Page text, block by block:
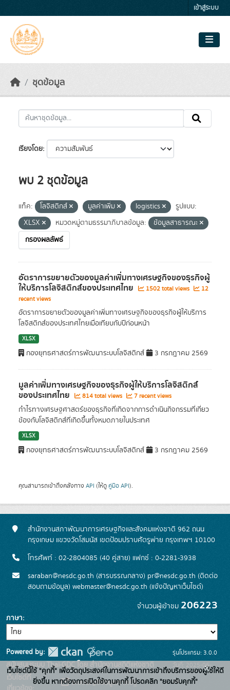
เข้าสู่ระบบ
ชุดข้อมูล
เรียงโดย
พบ 2 ชุดข้อมูล
แท็ค: โลจิสติกส์ มูลค่าเพิ่ม logistics
รูปแบบ:
XLSX
หมวดหมู่ตามธรรมาภิบาลข้อมูล:
ข้อมูลสาธารณะ
กรองผลลัพธ์
อัตราการขยายตัวของมูลค่าเพิ่มทางเศรษฐกิจของธุรกิจผู้
ให้บริการโลจิสติกส์ของประเทศไทย 1502 total views
12
recent views
อัตราการขยายตัวของมูลค่าเพิ่มทางเศรษฐกิจของธุรกิจผู้ให้บริการ
โลจิสติกส์ของประเทศไทยเมื่อเทียบกับปีก่อนหน้า
XLSX
กองยุทธศาสตร์การพัฒนาระบบโลจิสติกส์ 3 กรกฎาคม 2569
มูลค่าเพิ่มทางเศรษฐกิจของธุรกิจผู้ให้บริการโลจิสติกส์
ของประเทศไทย 814 total views 7 recent views
กำไรทางเศรษฐศาสตร์ของธุรกิจที่เกิดจากการดำเนินกิจกรรมที่เกี่ยว
ข้องกับโลจิสติกส์ที่เกิดขึ้นทั้งหมดภายในประเทศ
XLSX
กองยุทธศาสตร์การพัฒนาระบบโลจิสติกส์ 3 กรกฎาคม 2569
คุณสามารถเข้าถึงคลังทาง API (ให้ดู คู่มือ API).
สำนักงานสภาพัฒนาการเศรษฐกิจและสังคมแห่งชาติ 962 ถนน
กรุงเกษม แขวงวัดโสมนัส เขตป้อมปราบศัตรูพ่าย กรุงเทพฯ 10100
โทรศัพท์ : 02-2804085 (40 คู่สาย) แฟกซ์ : 0-2281-3938
saraban@nesdc.go.th (สารบรรณกลาง) pr@nesdc.go.th (ติดต่อ
สอบถามข้อมูล) webmaster@nesdc.go.th (แจ้งปัญหาเว็บไซต์)
จำนวนผู้เข้าชม 206223
ภาษา
Powered by:
สนับสนุนระบบ Thai-GDC โดย สำนักงานสถิติแห่งชาติ
เว็บไซต์ที่
ระบบบัญชีข้อมูลภาครัฐ
รุ่นโปรแกรม: 3.0.0
วันที่: 2025-06-
26
เว็บไซต์นี้ใช้ "คุกกี้" เพื่อวัตถุประสงค์ในการพัฒนาการเข้าถึงบริการของผู้ใช้ให้ดี
ยิ่งขึ้น หากต้องการเปิดใช้งานคุกกี้ โปรดคลิก "ยอมรับคุกกี้"
x